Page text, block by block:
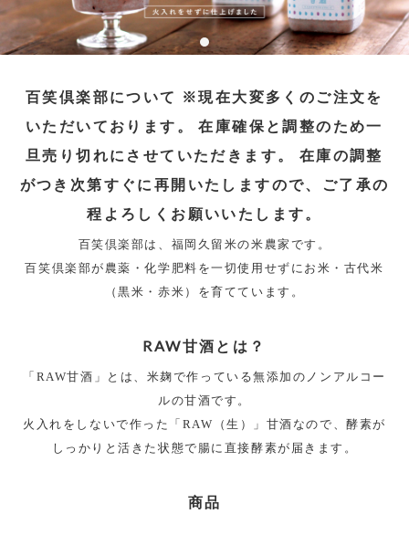
百笑倶楽部について ※現在大変多くのご注文を
いただいております。 在庫確保と調整のため一
旦売り切れにさせていただきます。 在庫の調整
がつき次第すぐに再開いたしますので、ご了承の
程よろしくお願いいたします。
百笑倶楽部は、福岡久留米の米農家です。
百笑倶楽部が農薬・化学肥料を一切使用せずにお米・古代米
（黒米・赤米）を育てています。
RAW甘酒とは？
「RAW甘酒」とは、米麹で作っている無添加のノンアルコー
ルの甘酒です。
火入れをしないで作った「RAW（生）」甘酒なので、酵素が
しっかりと活きた状態で腸に直接酵素が届きます。
商品